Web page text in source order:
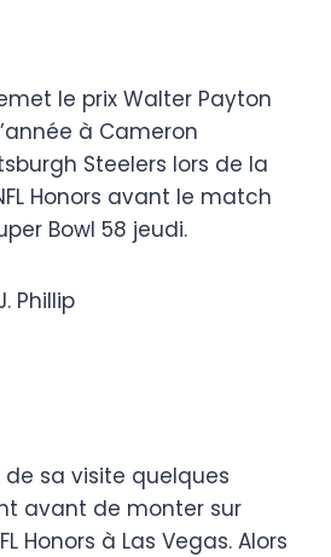
le prix Walter Payton
à Cameron
Steelers lors de la
Honors avant le match
Bowl 58 jeudi.
Phillip
de sa visite quelques
avant de monter sur
Honors à Las Vegas. Alors